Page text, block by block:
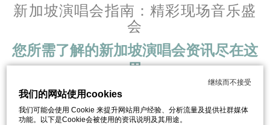
继续而不接受
我们的网站使用cookies
我们可能会使用 Cookie 来提升网站用户经验、分析流量及提供社群媒体
功能。以下是Cookie会被使用的资讯说明及其用途。
新加坡演唱会指南：精彩现场音乐盛
会
您所需了解的新加坡演唱会资讯尽在这
里
发布日期：: